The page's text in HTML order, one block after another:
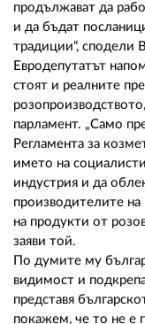
продължават да
и да бъдат
традиции“, сподели
Евродепутатът
стоят и реалните
парламент. „Само
Регламента за
името на
индустрия и да
производителите
на продукти от
заяви той.
По думите му
видимост и
представя
покажем, че то не е